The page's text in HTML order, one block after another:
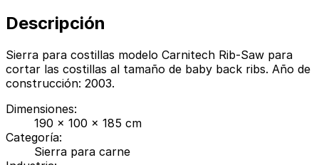
Descripción
Sierra para costillas modelo Carnitech Rib-Saw para
cortar las costillas al tamaño de baby back ribs. Año de
construcción: 2003.
Dimensiones:
190 x 100 x 185 cm
Categoría:
Sierra para carne